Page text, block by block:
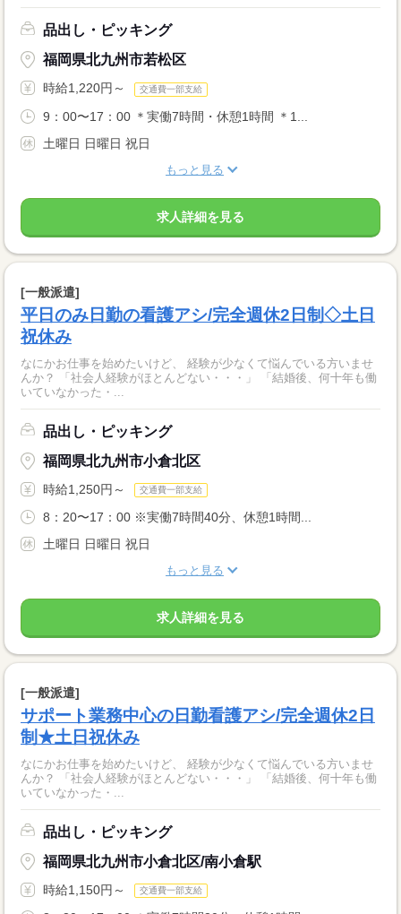
品出し・ピッキング
福岡県北九州市若松区
時給1,220円～ 交通費一部支給
9：00〜17：00 ＊実働7時間・休憩1時間 ＊1...
土曜日 日曜日 祝日
もっと見る
求人詳細を見る
[一般派遣]
平日のみ日勤の看護アシ/完全週休2日制◇土日
祝休み
なにかお仕事を始めたいけど、 経験が少なくて悩んでいる方いませ
んか？ 「社会人経験がほとんどない・・・」 「結婚後、何十年も働
いていなかった・...
品出し・ピッキング
福岡県北九州市小倉北区
時給1,250円～ 交通費一部支給
8：20〜17：00 ※実働7時間40分、休憩1時間...
土曜日 日曜日 祝日
もっと見る
求人詳細を見る
[一般派遣]
サポート業務中心の日勤看護アシ/完全週休2日
制★土日祝休み
なにかお仕事を始めたいけど、 経験が少なくて悩んでいる方いませ
んか？ 「社会人経験がほとんどない・・・」 「結婚後、何十年も働
いていなかった・...
品出し・ピッキング
福岡県北九州市小倉北区/南小倉駅
時給1,150円～ 交通費一部支給